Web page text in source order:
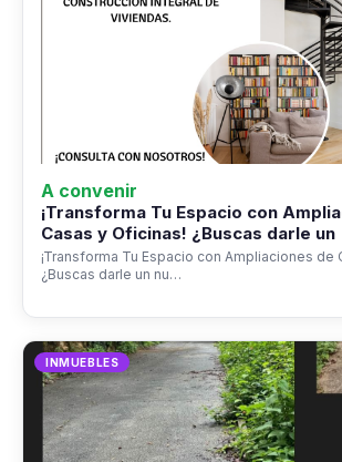
A convenir
¡Transforma Tu Espacio con
Casas y Oficinas! ¿Buscas darle un
¡Transforma Tu Espacio con Ampliaciones de
¿Buscas darle un nu…
INMUEBLES